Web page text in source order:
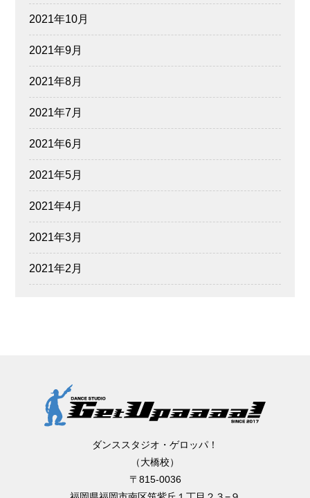
2021年10月
2021年9月
2021年8月
2021年7月
2021年6月
2021年5月
2021年4月
2021年3月
2021年2月
ダンススタジオ・ゲロッパ！
（大橋校）
〒815-0036